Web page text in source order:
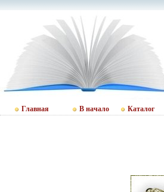
Главная В начало Каталог